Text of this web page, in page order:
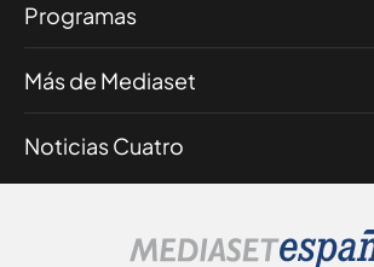
Programas
Más de Mediaset
Noticias Cuatro